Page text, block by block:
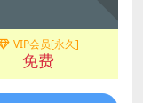
VIP会员[永久]
免费